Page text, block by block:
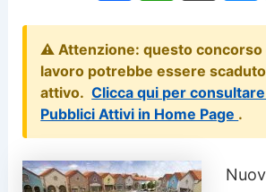
⚠️ Attenzione: questo concorso
lavoro potrebbe essere
attivo. Clicca qui per
Pubblici Attivi in Home Page .